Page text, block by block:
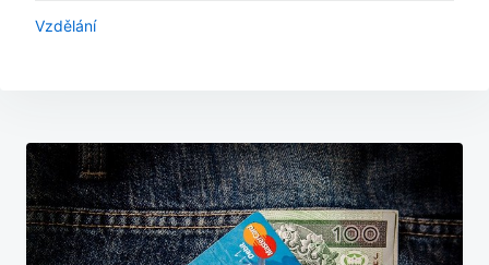
Vzdělání
Navigace
pro
příspěvek